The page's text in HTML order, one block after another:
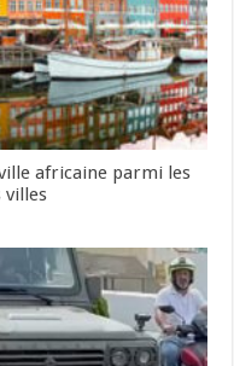
africaine parmi les
villes